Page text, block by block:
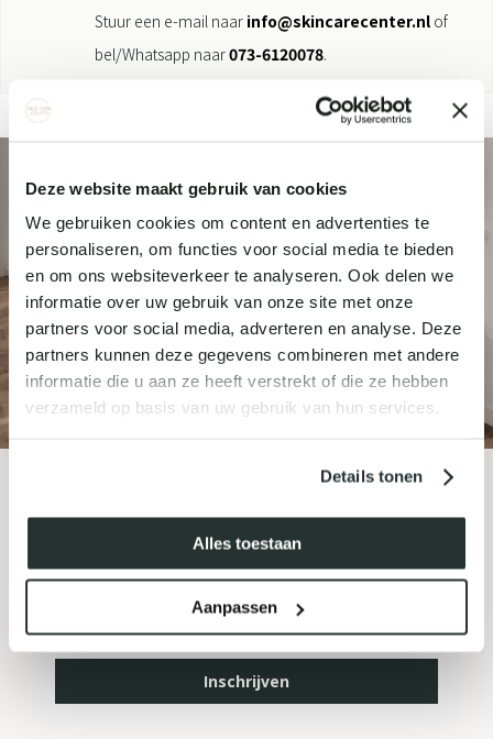
Deze website maakt gebruik van cookies
We gebruiken cookies om content en advertenties te
personaliseren, om functies voor social media te bieden
en om ons websiteverkeer te analyseren. Ook delen we
informatie over uw gebruik van onze site met onze
partners voor social media, adverteren en analyse. Deze
partners kunnen deze gegevens combineren met andere
informatie die u aan ze heeft verstrekt of die ze hebben
verzameld op basis van uw gebruik van hun services.
Details tonen
Alles toestaan
Aanpassen
Stuur een e-mail naar info@skincarecenter.nl of
bel/Whatsapp naar073-6120078.
NIEUWSBRIEF
Inschrijven